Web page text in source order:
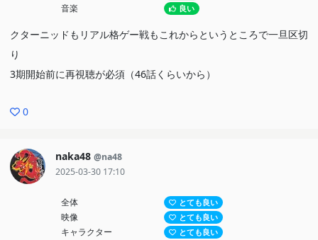
音楽 良い
クターニッドもリアル格ゲー戦もこれからというところで一旦区切
り
3期開始前に再視聴が必須（46話くらいから）
0
naka48 @na48
2025-03-30 17:10
全体 とても良い
映像 とても良い
キャラクター とても良い